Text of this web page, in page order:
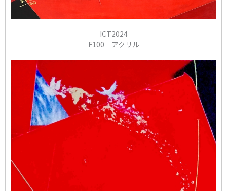
ICT2024
F100 アクリル